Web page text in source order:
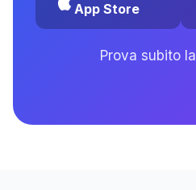
App Store
Prova subito la